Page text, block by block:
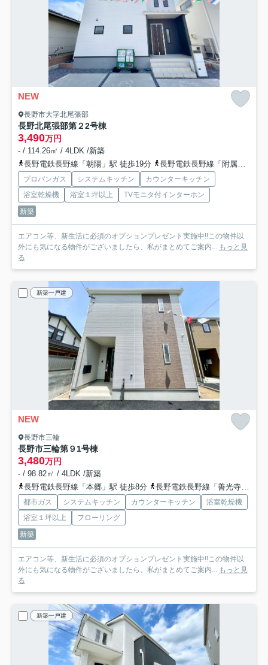
NEW
長野市大字北尾張部
長野北尾張部第２2号棟
3,490万円
- / 114.26㎡ / 4LDK /新築
長野電鉄長野線「朝陽」駅 徒歩19分
長野電鉄長野線「附属中学前」駅 徒歩20分
プロパンガス システムキッチン
カウンターキッチン
浴室乾燥機
浴室１坪以上
TVモニタ付インターホン
新築
エアコン等、新生活に必須のオプションプレゼント実施中!!この物件以
外にも気になる物件がございましたら、私がまとめてご案内... もっと見
る
新築一戸建
NEW
長野市三輪
長野市三輪第９ 1号棟
3,480万円
- / 98.82㎡ / 4LDK /新築
長野電鉄長野線「本郷」駅 徒歩8分
長野電鉄長野線「善光寺下」駅 徒歩15分
都市ガス システムキッチン カウンターキッチン
浴室乾燥機
浴室１坪以上
フローリング
新築
エアコン等、新生活に必須のオプションプレゼント実施中!!この物件以
外にも気になる物件がございましたら、私がまとめてご案内... もっと見
る
新築一戸建